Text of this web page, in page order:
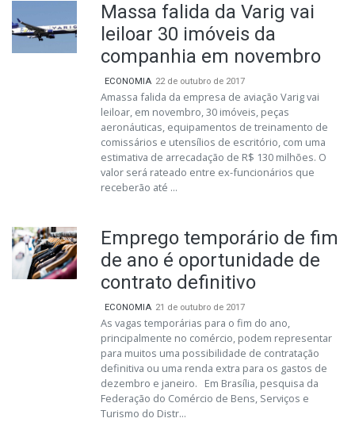
Massa falida da Varig vai
leiloar 30 imóveis da
companhia em novembro
ECONOMIA 22 de outubro de 2017
Amassa falida da empresa de aviação Varig vai
leiloar, em novembro, 30 imóveis, peças
aeronáuticas, equipamentos de treinamento de
comissários e utensílios de escritório, com uma
estimativa de arrecadação de R$ 130 milhões. O
valor será rateado entre ex-funcionários que
receberão até ...
Emprego temporário de fim
de ano é oportunidade de
contrato definitivo
ECONOMIA 21 de outubro de 2017
As vagas temporárias para o fim do ano,
principalmente no comércio, podem representar
para muitos uma possibilidade de contratação
definitiva ou uma renda extra para os gastos de
dezembro e janeiro. Em Brasília, pesquisa da
Federação do Comércio de Bens, Serviços e
Turismo do Distr...